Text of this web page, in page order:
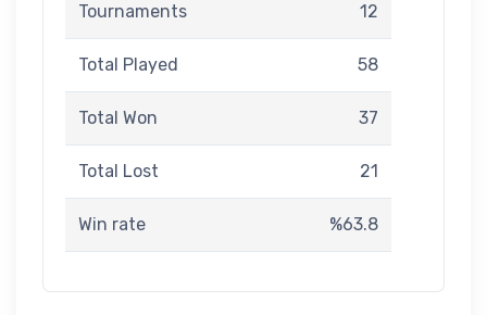
Tournaments 12
Total Played 58
Total Won 37
Total Lost 21
Win rate %63.8